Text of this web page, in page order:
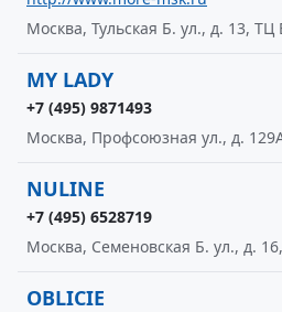
Москва, Тульская Б. ул., д. 13, ТЦ
MY LADY
+7 (495) 9871493
Москва, Профсоюзная ул., д.
NULINE
+7 (495) 6528719
Москва, Семеновская Б. ул., д.
OBLICIE